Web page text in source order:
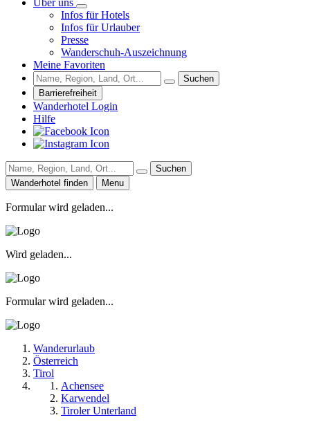
Über uns
Infos für Hotels
Infos für Urlauber
Presse
Wanderschuh-Auszeichnung
Meine Favoriten
Suchen
Barrierefreiheit
Wanderhotel Login
Hilfe
Suchen
Wanderhotel finden
Menu
Formular wird geladen...
Wird geladen...
Formular wird geladen...
Wanderurlaub
Österreich
Tirol
Achensee
Karwendel
Tiroler Unterland